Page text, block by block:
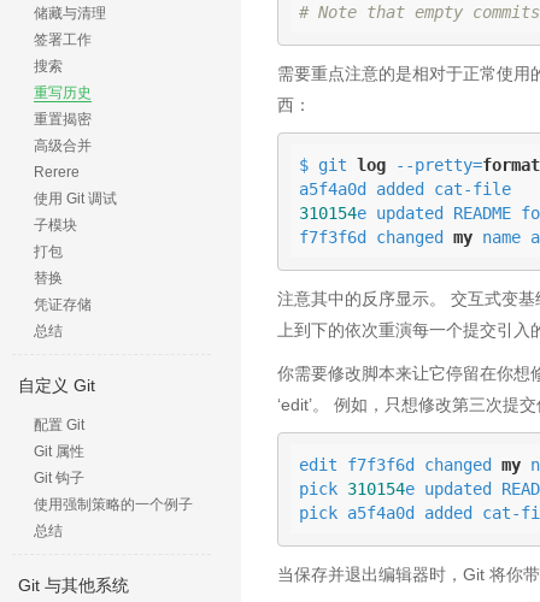
储藏与清理
签署工作
搜索
重写历史
重置揭密
高级合并
Rerere
使用 Git 调试
子模块
打包
替换
凭证存储
总结
自定义 Git
配置 Git
Git 属性
Git 钩子
使用强制策略的一个例子
总结
Git 与其他系统
# Note that empty
需要重点注意的是相对于正常使
西：
$ git log --pretty=format
a5f4a0d added cat-file
310154e updated README
f7f3f6d changed my name
注意其中的反序显示。 交互式变
上到下的依次重演每一个提交引
你需要修改脚本来让它停留在你想
‘edit’。 例如，只想修改第三次提
edit f7f3f6d changed my
pick 310154e updated
pick a5f4a0d added cat-
当保存并退出编辑器时，Git 将你